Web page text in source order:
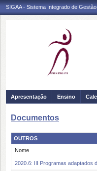
SIGAA - Sistema Integrado de
Apresentação Ensino
Documentos
OUTROS
Nome
2020.6: III Programas adaptados